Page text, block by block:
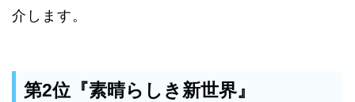
介します。
第2位『素晴らしき新世界』